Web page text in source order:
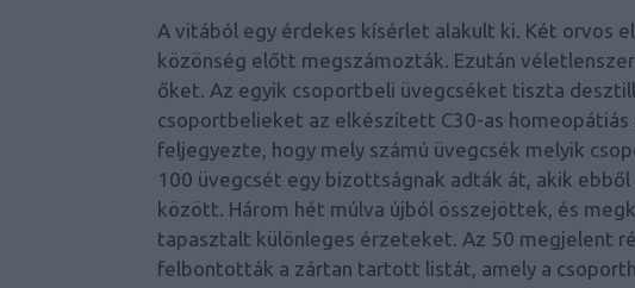
A vitából egy érdekes kísérlet alakult ki. Két orvos
közönség előtt megszámozták. Ezután
őket. Az egyik csoportbeli üvegcséket tiszta
csoportbelieket az elkészített C30-as
feljegyezte, hogy mely számú üvegcsék melyik
100 üvegcsét egy bizottságnak adták át, akik
között. Három hét múlva újból összejöttek, és
tapasztalt különleges érzeteket. Az 50 megjelent
felbontották a zártan tartott listát, amely a